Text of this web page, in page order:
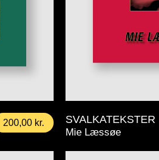
200,00 kr. SVALKATEKSTER
Mie Læssøe